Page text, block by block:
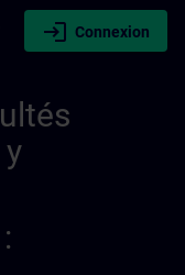
login Connexion